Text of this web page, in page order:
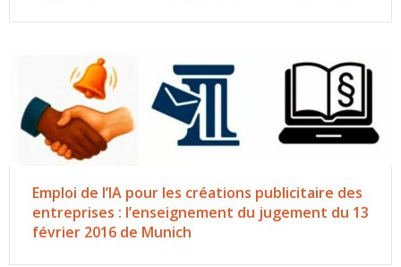
Emploi de l’IA pour les créations publicitaire des
entreprises : l’enseignement du jugement du 13
février 2016 de Munich